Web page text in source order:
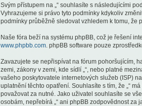
Svým přístupem na „“ souhlasíte s následujícími
Vyhrazujeme si právo tyto podmínky kdykoliv
podmínky průběžně sledovat vzhledem k tomu, že
Naše fóra beží na systému phpBB, což je řešení
www.phpbb.com . phpBB software pouze
Zavazujete se nepřispívat na fórum pohoršujícím,
zemi, zákony v zemi, kde sídlí „“, nebo platné
vašeho poskytovatele internetových služeb (ISP)
uplatnění těchto opatření. Souhlasíte s tím, že „“
považovat za nutné. Jako uživatel souhlasíte se
osobám, nepřebírá „“ ani phpBB zodpovědnost za